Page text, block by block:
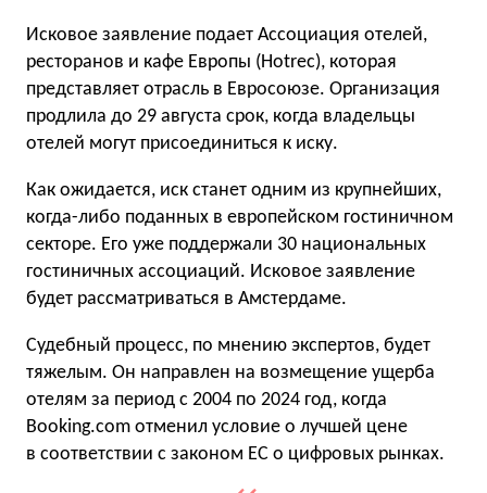
Исковое заявление подает Ассоциация отелей,
ресторанов и кафе Европы (Hotrec), которая
представляет отрасль в Евросоюзе. Организация
продлила до 29 августа срок, когда владельцы
отелей могут присоединиться к иску.
Как ожидается, иск станет одним из крупнейших,
когда-либо поданных в европейском гостиничном
секторе. Его уже поддержали 30 национальных
гостиничных ассоциаций. Исковое заявление
будет рассматриваться в Амстердаме.
Судебный процесс, по мнению экспертов, будет
тяжелым. Он направлен на возмещение ущерба
отелям за период с 2004 по 2024 год, когда
Booking.com отменил условие о лучшей цене
в соответствии с законом ЕС о цифровых рынках.